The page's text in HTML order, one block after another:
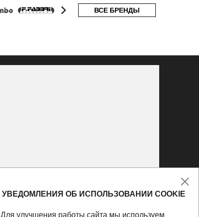
ВСЕ БРЕНДЫ
УВЕДОМЛЕНИЯ ОБ ИСПОЛЬЗОВАНИИ COOKIE
Для улучшения работы сайта мы используем